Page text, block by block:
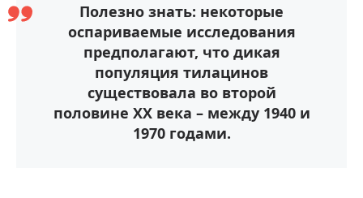
Полезно знать: некоторые
оспариваемые исследования
предполагают, что дикая
популяция тилацинов
существовала во второй
половине XX века – между 1940 и
1970 годами.